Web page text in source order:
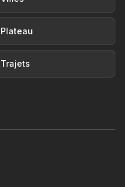
Plateau
Trajets